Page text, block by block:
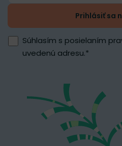
Prihlásiť sa
Súhlasím s posielaním
uvedenú adresu.*